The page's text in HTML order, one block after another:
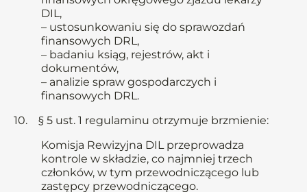
DIL,
– ustosunkowaniu się do sprawozdań
finansowych DRL,
– badaniu ksiąg, rejestrów, akt i
dokumentów,
– analizie spraw gospodarczych i
finansowych DRL.
10. § 5 ust. 1 regulaminu otrzymuje brzmienie:
Komisja Rewizyjna DIL przeprowadza
kontrole w składzie, co najmniej trzech
członków, w tym przewodniczącego lub
zastępcy przewodniczącego.